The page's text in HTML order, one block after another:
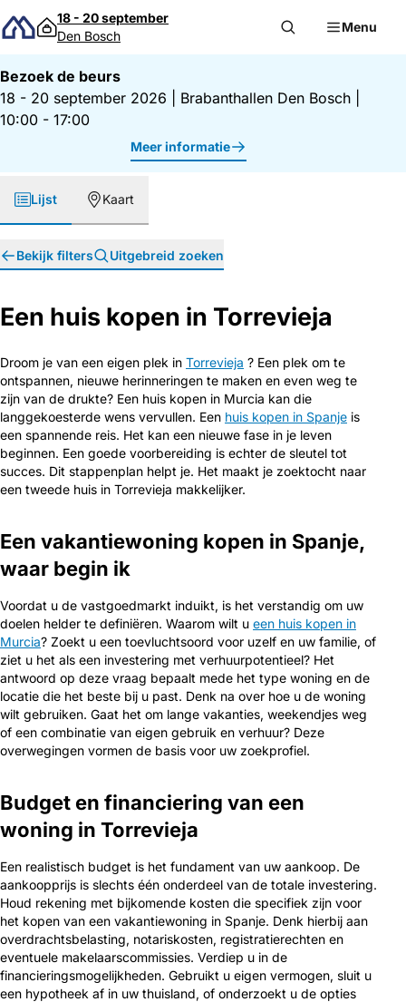
Direct naar inhoud
18 - 20 september
Den Bosch
Menu
Bezoek de beurs
18 - 20 september 2026
Brabanthallen Den Bosch
10:00 - 17:00
Meer informatie
Lijst Kaart
Bekijk filters Uitgebreid zoeken
Een huis kopen in Torrevieja
Droom je van een eigen plek in Torrevieja ? Een plek om te
ontspannen, nieuwe herinneringen te maken en even weg te
zijn van de drukte? Een huis kopen in Murcia kan die
langgekoesterde wens vervullen. Een huis kopen in Spanje is
een spannende reis. Het kan een nieuwe fase in je leven
beginnen. Een goede voorbereiding is echter de sleutel tot
succes. Dit stappenplan helpt je. Het maakt je zoektocht naar
een tweede huis in Torrevieja makkelijker.
Een vakantiewoning kopen in Spanje,
waar begin ik
Voordat u de vastgoedmarkt induikt, is het verstandig om uw
doelen helder te definiëren. Waarom wilt u een huis kopen in
Murcia? Zoekt u een toevluchtsoord voor uzelf en uw familie, of
ziet u het als een investering met verhuurpotentieel? Het
antwoord op deze vraag bepaalt mede het type woning en de
locatie die het beste bij u past. Denk na over hoe u de woning
wilt gebruiken. Gaat het om lange vakanties, weekendjes weg
of een combinatie van eigen gebruik en verhuur? Deze
overwegingen vormen de basis voor uw zoekprofiel.
Budget en financiering van een
woning in Torrevieja
Een realistisch budget is het fundament van uw aankoop. De
aankoopprijs is slechts één onderdeel van de totale investering.
Houd rekening met bijkomende kosten die specifiek zijn voor
het kopen van een vakantiewoning in Spanje. Denk hierbij aan
overdrachtsbelasting, notariskosten, registratierechten en
eventuele makelaarscommissies. Verdiep u in de
financieringsmogelijkheden. Gebruikt u eigen vermogen, sluit u
een hypotheek af in uw thuisland, of onderzoekt u de opties